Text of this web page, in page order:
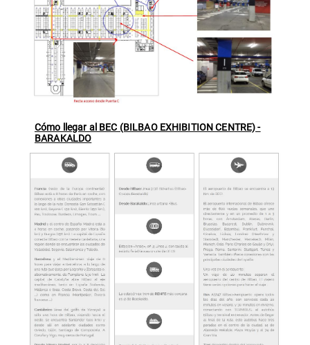
Cómo llegar al BEC (BILBAO EXHIBITION CENTRE) -
BARAKALDO